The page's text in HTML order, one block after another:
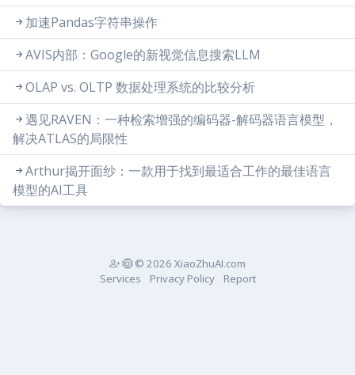
加速Pandas字符串操作
AVIS内部：Google的新视觉信息搜索LLM
OLAP vs. OLTP 数据处理系统的比较分析
遇见RAVEN：一种检索增强的编码器-解码器语言模型，
解决ATLAS的局限性
Arthur揭开面纱：一款用于找到最适合工作的最佳语言
模型的AI工具
© 2026 XiaoZhuAI.com
Services
Privacy Policy Report